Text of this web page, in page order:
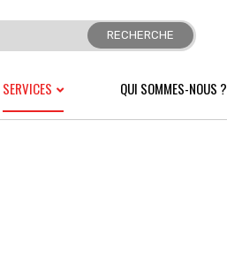
RECHERCHE
SERVICES QUI SOMMES-NOUS ?